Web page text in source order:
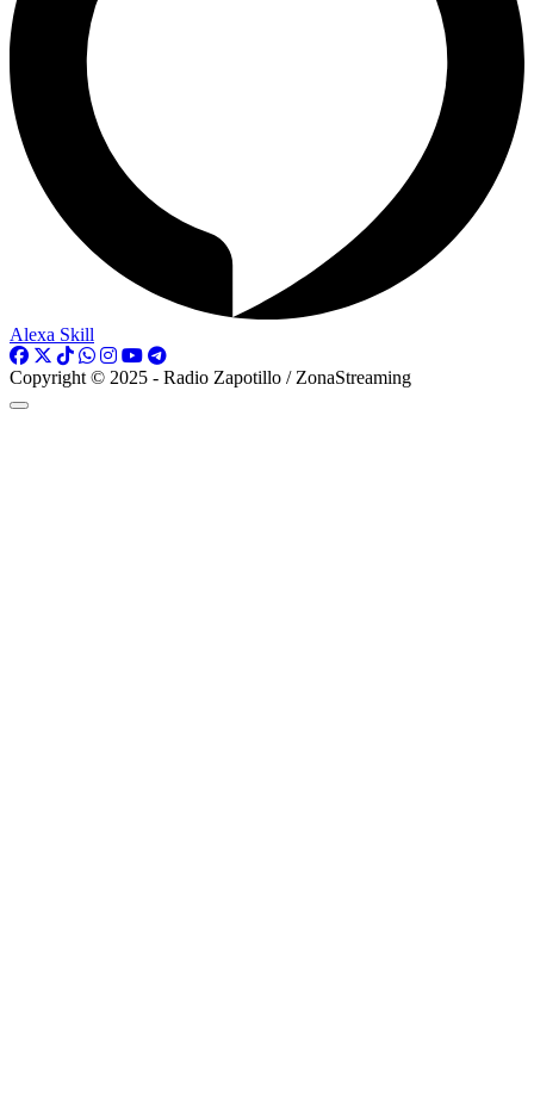
Alexa Skill
Copyright © 2025 - Radio Zapotillo / ZonaStreaming